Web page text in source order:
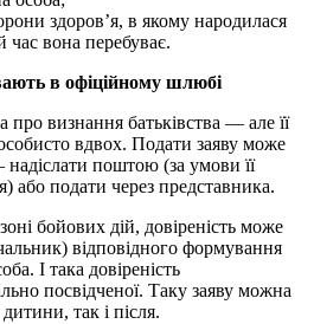
здоров’я, в якому народилася
час вона перебуває.
в офіційному шлюбі
про визнання батьківства — але її
вдвох. Подати заяву може
поштою (за умови її
або подати через представника.
бойових дій, довіреність може
відповідного формування
І така довіреність
посвідченої. Таку заяву можна
так і після.